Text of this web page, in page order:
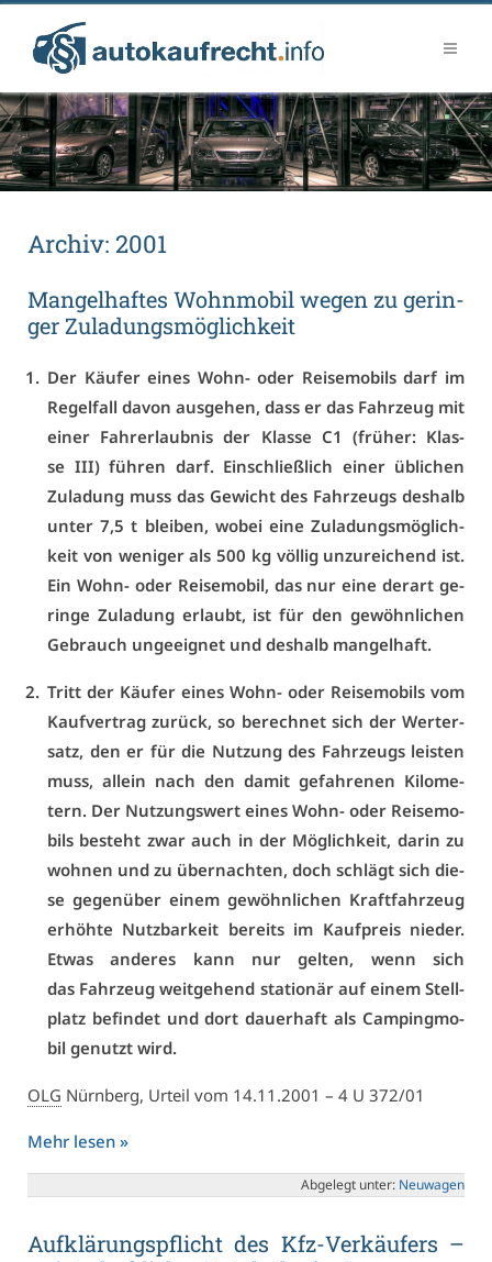
Ar­chiv: 2001
Man­gel­haf­tes Wohn­mo­bil we­gen zu ge­rin­
ger Zu­la­dungs­mög­lich­keit
Der Käu­fer ei­nes Wohn- oder Rei­se­mo­bils darf im
Re­gel­fall da­von aus­ge­hen, dass er das Fahr­zeug mit
ei­ner Fahr­er­laub­nis der Klas­se C1 (frü­her: Klas­
se III) füh­ren darf. Ein­schließ­lich ei­ner üb­li­chen
Zu­la­dung muss das Ge­wicht des Fahr­zeugs des­halb
un­ter 7,5 t blei­ben, wo­bei ei­ne Zu­la­dungs­mög­lich­
keit von we­ni­ger als 500 kg völ­lig un­zu­rei­chend ist.
Ein Wohn- oder Rei­se­mo­bil, das nur ei­ne der­art ge­
rin­ge Zu­la­dung er­laubt, ist für den ge­wöhn­li­chen
Ge­brauch un­ge­eig­net und des­halb man­gel­haft.
Tritt der Käu­fer ei­nes Wohn- oder Rei­se­mo­bils vom
Kauf­ver­trag zu­rück, so be­rech­net sich der Wert­er­
satz, den er für die Nut­zung des Fahr­zeugs leis­ten
muss, al­lein nach den da­mit ge­fah­re­nen Ki­lo­me­
tern. Der Nut­zungs­wert ei­nes Wohn- oder Rei­se­mo­
bils be­steht zwar auch in der Mög­lich­keit, dar­in zu
woh­nen und zu über­nach­ten, doch schlägt sich die­
se ge­gen­über ei­nem ge­wöhn­li­chen Kraft­fahr­zeug
er­höh­te Nutz­bar­keit be­reits im Kauf­preis nie­der.
Et­was an­de­res kann nur gel­ten, wenn sich
das Fahr­zeug weit­ge­hend sta­tio­när auf ei­nem Stell­
platz be­fin­det und dort dau­er­haft als Cam­ping­mo­
bil ge­nutzt wird.
OLG Nürn­berg, Ur­teil vom 14.11.2001 – 4 U 372/01
Mehr le­sen »
Ab­ge­legt un­ter: Neu­wa­gen
Auf­klä­rungs­pflicht des Kfz-Ver­käu­fers –